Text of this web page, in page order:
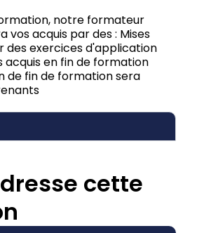
notre formateur
vos acquis par des : Mises
des exercices d'application
acquis en fin de formation
de fin de formation sera
cette